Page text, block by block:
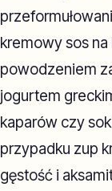
kremowy sos
powodzeniem
jogurtem
kaparów czy
przypadku zup
gęstość i